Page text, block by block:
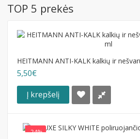
TOP 5 prekės
HEITMANN ANTI-KALK kalkių ir
5,50€
Į krepšelį
-24%